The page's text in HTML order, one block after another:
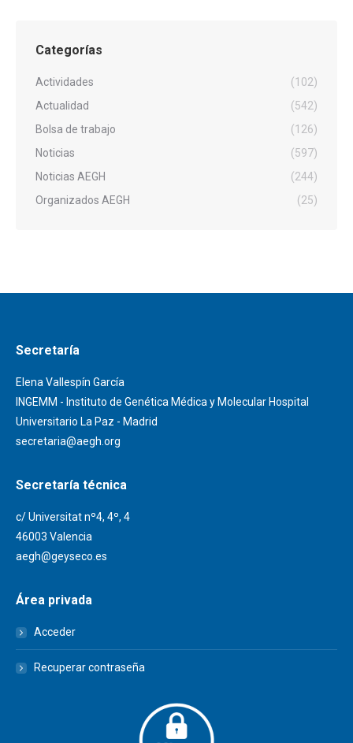
Categorías
Actividades
(102)
Actualidad
(542)
Bolsa de trabajo
(126)
Noticias
(597)
Noticias AEGH
(244)
Organizados AEGH
(25)
Secretaría
Elena Vallespín García
INGEMM - Instituto de Genética Médica y Molecular Hospital
Universitario La Paz - Madrid
secretaria@aegh.org
Secretaría técnica
c/ Universitat nº4, 4º, 4
46003 Valencia
aegh@geyseco.es
Área privada
Acceder
Recuperar contraseña